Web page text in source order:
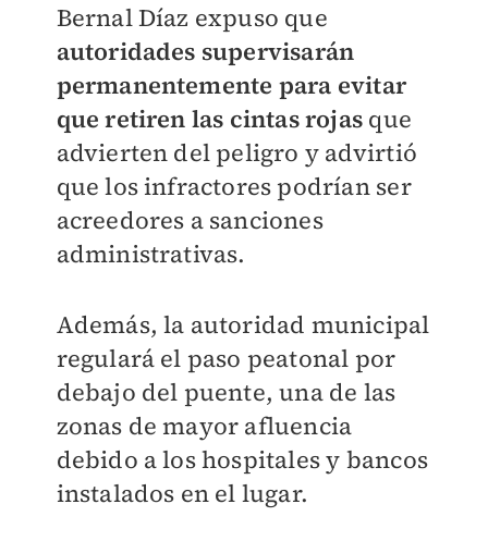
Bernal Díaz expuso que
autoridades supervisarán
permanentemente para evitar
que retiren las cintas rojas que
advierten del peligro y advirtió
que los infractores podrían ser
acreedores a sanciones
administrativas.
Además, la autoridad municipal
regulará el paso peatonal por
debajo del puente, una de las
zonas de mayor afluencia
debido a los hospitales y bancos
instalados en el lugar.